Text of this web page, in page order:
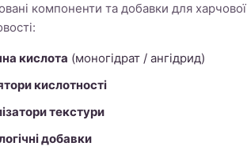
компоненти та добавки для харчової
кислота (моногідрат / ангідрид)
кислотності
текстури
добавки